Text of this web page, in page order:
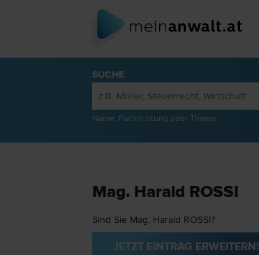
SUCHE
Name, Fachrichtung oder Thema
Mag. Harald ROSSI
Sind Sie Mag. Harald ROSSI?
JETZT EINTRAG ERWEITERN!